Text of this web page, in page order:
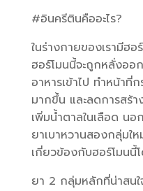
#อินครีตินคืออะไร?
ในร่างกายของเรามีฮ
ฮอร์โมนนี้จะถูกหลั่งออ
อาหารเข้าไป ทำหน้าที่
มากขึ้น และลดการสร้
เพิ่มน้ำตาลในเลือด น
ยาเบาหวานสองกลุ่มใ
เกี่ยวข้องกับฮอร์โมนนี้
ยา 2 กลุ่มหลักที่น่าสนใ